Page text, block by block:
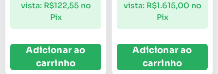
vista: R$122,55 no
Pix
Adicionar ao
carrinho
vista: R$1.615,00 no
Pix
Adicionar ao
carrinho